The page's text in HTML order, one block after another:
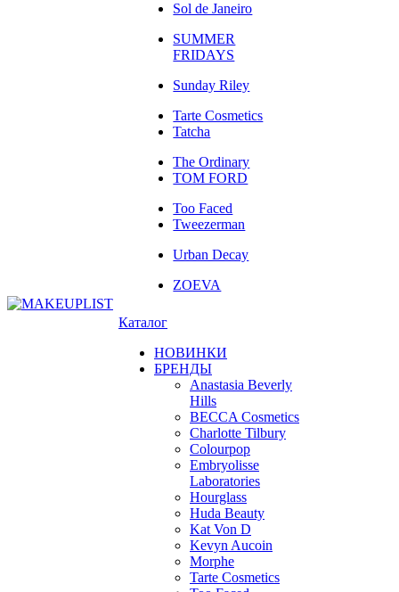
Sol de Janeiro
SUMMER
FRIDAYS
Sunday Riley
Tarte Cosmetics
Tatcha
The Ordinary
TOM FORD
Too Faced
Tweezerman
Urban Decay
ZOEVA
Каталог
НОВИНКИ
БРЕНДЫ
Anastasia Beverly
Hills
BECCA Cosmetics
Charlotte Tilbury
Colourpop
Embryolisse
Laboratories
Hourglass
Huda Beauty
Kat Von D
Kevyn Aucoin
Morphe
Tarte Cosmetics